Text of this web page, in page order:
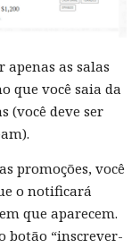
apenas as salas
que você saia da
(você deve ser
promoções, você
o notificará
que aparecem.
botão “inscrever-